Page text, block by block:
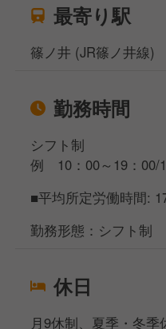
最寄り駅
篠ノ井 (JR篠ノ井線)
勤務時間
シフト制
例 10：00～19：00/
■平均所定労働時間:
勤務形態：シフト制
休日
月9休制、夏季・冬